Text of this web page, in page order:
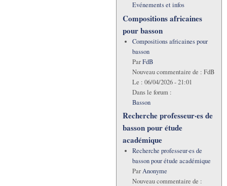
Evénements et infos
Compositions africaines
pour basson
Compositions africaines pour
basson
ParFdB
Nouveau commentaire de : FdB
Le : 06/04/2026 - 21:01
Dans le forum :
Basson
Recherche professeur·es de
basson pour étude
académique
Recherche professeur·es de
basson pour étude académique
ParAnonyme
Nouveau commentaire de :